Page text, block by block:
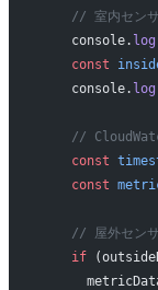
// 室内セン
    console.
log
    const
    console.
log
//
    const
    const
// 屋外セン
    if